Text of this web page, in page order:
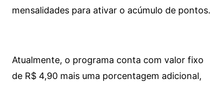
mensalidades para ativar o acúmulo de pontos.
Atualmente, o programa conta com valor fixo
de R$ 4,90 mais uma porcentagem adicional,